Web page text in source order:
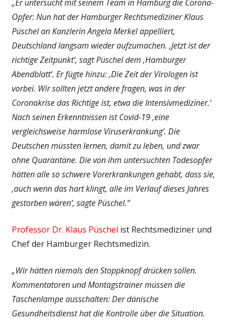
„Er untersucht mit seinem Team in Hamburg die Corona-
Opfer: Nun hat der Hamburger Rechtsmediziner Klaus
Püschel an Kanzlerin Angela Merkel appelliert,
Deutschland langsam wieder aufzumachen. ‚Jetzt ist der
richtige Zeitpunkt‘, sagt Püschel dem ‚Hamburger
Abendblatt‘. Er fügte hinzu: ‚Die Zeit der Virologen ist
vorbei. Wir sollten jetzt andere fragen, was in der
Coronakrise das Richtige ist, etwa die Intensivmediziner.‘
Nach seinen Erkenntnissen ist Covid-19 ‚eine
vergleichsweise harmlose Viruserkrankung‘. Die
Deutschen müssten lernen, damit zu leben, und zwar
ohne Quarantäne. Die von ihm untersuchten Todesopfer
hätten alle so schwere Vorerkrankungen gehabt, dass sie,
‚auch wenn das hart klingt, alle im Verlauf dieses Jahres
gestorben wären‘, sagte Püschel.“
Professor Dr. Klaus Püschel ist Rechtsmediziner und
Chef der Hamburger Rechtsmedizin.
„Wir hätten niemals den Stoppknopf drücken sollen.
Kommentatoren und Montagstrainer müssen die
Taschenlampe ausschalten: Der dänische
Gesundheitsdienst hat die Kontrolle über die Situation.